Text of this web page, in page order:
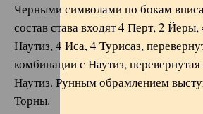
Черными символами по бокам
состав става входят 4 Перт, 2 Йеры,
Наутиз, 4 Иса, 4 Турисаз,
комбинации с Наутиз,
Наутиз. Рунным обрамлением
Торны.